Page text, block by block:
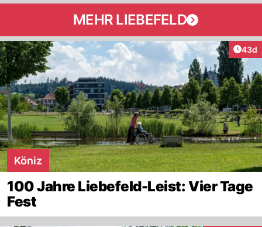
MEHR LIEBEFELD
43d
Köniz
100 Jahre Liebefeld-Leist: Vier Tage
Fest